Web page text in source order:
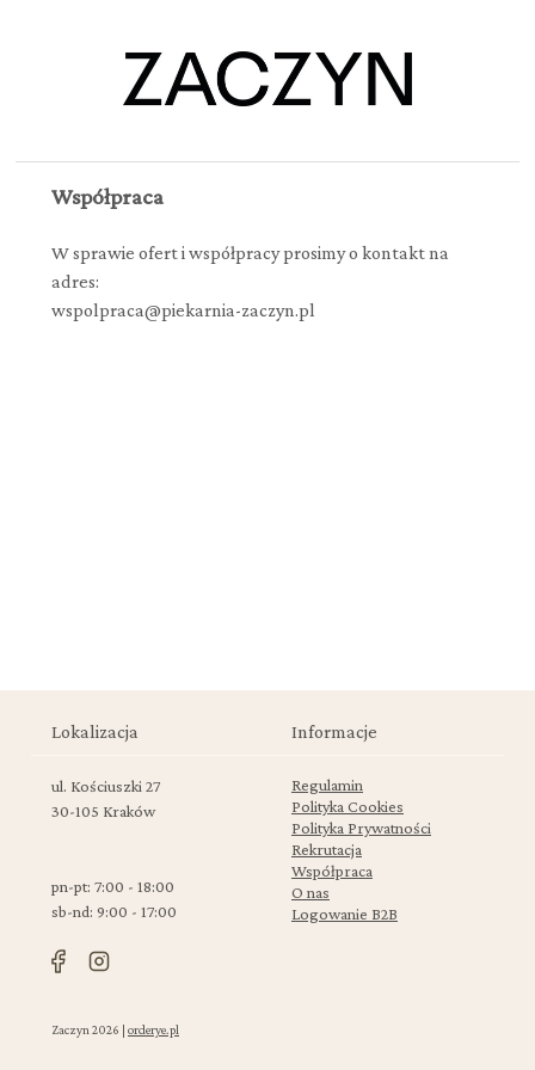
Współpraca
W sprawie ofert i współpracy prosimy o kontakt na
adres:
wspolpraca@piekarnia-zaczyn.pl
Lokalizacja Informacje
ul. Kościuszki 27
30-105 Kraków
pn-pt: 7:00 - 18:00
sb-nd: 9:00 - 17:00
Zaczyn 2026 | orderye.pl
Regulamin
Polityka Cookies
Polityka Prywatności
Rekrutacja
Współpraca
O nas
Logowanie B2B